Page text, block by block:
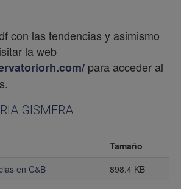
con las tendencias y asimismo
la web
para acceder al
GISMERA
Tamaño
en C&B
898.4 KB